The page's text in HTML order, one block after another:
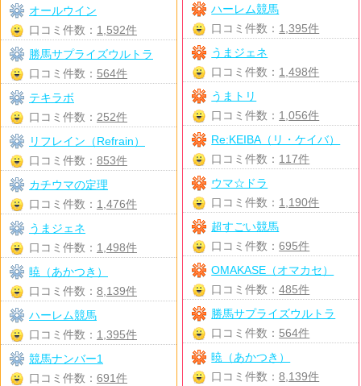
ハーレム競馬
口コミ件数： 1,395件
うまジェネ
口コミ件数： 1,498件
うまトリ
口コミ件数： 1,056件
Re:KEIBA（リ・ケイバ）
口コミ件数： 117件
ウマ☆ドラ
口コミ件数： 1,190件
超すごい競馬
口コミ件数：695件
OMAKASE（オマカセ）
口コミ件数：485件
勝馬サプライズウルトラ
口コミ件数： 564件
暁（あかつき）
口コミ件数：8,139件
オールウイン
口コミ件数： 1,592件
勝馬サプライズウルトラ
口コミ件数： 564件
テキラボ
口コミ件数： 252件
リフレイン（Refrain）
口コミ件数： 853件
カチウマの定理
口コミ件数： 1,476件
うまジェネ
口コミ件数： 1,498件
暁（あかつき）
口コミ件数： 8,139件
ハーレム競馬
口コミ件数： 1,395件
競馬ナンバー1
口コミ件数： 691件